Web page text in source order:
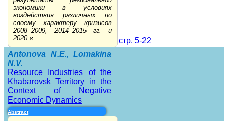
экономики в условиях
воздействия различных по
своему характеру кризисов
2008–2009, 2014–2015 гг. и
2020 г.
стр. 5-22
Antonova N.E., Lomakina
N.V.
Resource Industries of the
Khabarovsk Territory in the
Context of Negative
Economic Dynamics
Abstract